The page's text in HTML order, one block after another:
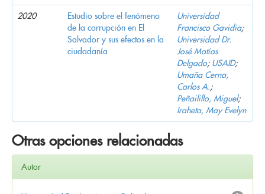
2020
Estudio sobre el fenómeno
de la corrupción en El
Salvador y sus efectos en la
ciudadanía
Universidad
Francisco Gavidia;
Universidad Dr.
José Matías
Delgado; USAID;
Umaña Cerna,
Carlos A.;
Peñailillo, Miguel;
Iraheta, May Evelyn
Otras opciones relacionadas
Autor